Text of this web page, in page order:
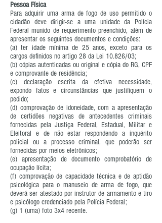
Pessoa Física
Para adquirir uma arma de fogo de uso permitido o
cidadão deve dirigir-se a uma unidade da Polícia
Federal munido de requerimento preenchido, além de
apresentar os seguintes documentos e condições:
(a) ter idade mínima de 25 anos, exceto para os
cargos definidos no artigo 28 da Lei 10.826/03;
(b) cópias autenticadas ou original e cópia do RG, CPF
e comprovante de residência;
(c) declaração escrita da efetiva necessidade,
expondo fatos e circunstâncias que justifiquem o
pedido;
(d) comprovação de idoneidade, com a apresentação
de certidões negativas de antecedentes criminais
fornecidas pela Justiça Federal, Estadual, Militar e
Eleitoral e de não estar respondendo a inquérito
policial ou a processo criminal, que poderão ser
fornecidas por meios eletrônicos;
(e) apresentação de documento comprobatório de
ocupação lícita;
(f) comprovação de capacidade técnica e de aptidão
psicológica para o manuseio de arma de fogo, que
deverá ser atestado por instrutor de armamento e tiro
e psicólogo credenciado pela Polícia Federal;
(g) 1 (uma) foto 3x4 recente.